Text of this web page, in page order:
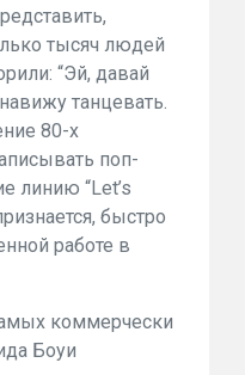
тысяч людей
“Эй, давай
танцевать.
80-х
поп-
линию “Let’s
быстро
работе в
коммерчески
Боуи